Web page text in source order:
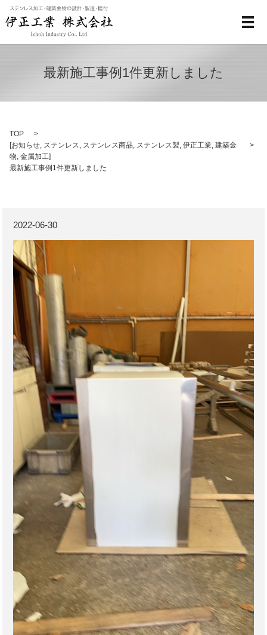
メ
最新施工事例1件更新しました
TOP
[お知らせ, ステンレス, ステンレス商品, ステンレス製,伊正工業,建築金
物,金属加工]
最新施工事例1件更新しました
2022-06-30